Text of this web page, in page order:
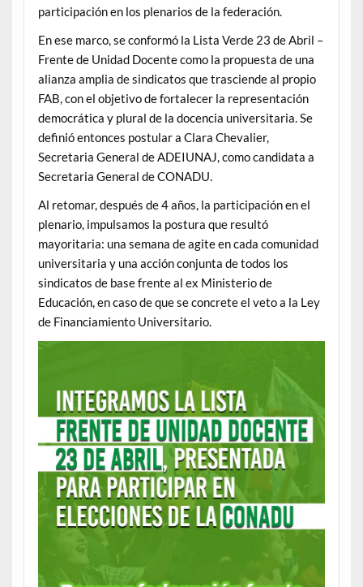
participación en los plenarios de la federación.
En ese marco, se conformó la Lista Verde 23 de Abril –
Frente de Unidad Docente como la propuesta de una
alianza amplia de sindicatos que trasciende al propio
FAB, con el objetivo de fortalecer la representación
democrática y plural de la docencia universitaria. Se
definió entonces postular a Clara Chevalier,
Secretaria General de ADEIUNAJ, como candidata a
Secretaria General de CONADU.
Al retomar, después de 4 años, la participación en el
plenario, impulsamos la postura que resultó
mayoritaria: una semana de agite en cada comunidad
universitaria y una acción conjunta de todos los
sindicatos de base frente al ex Ministerio de
Educación, en caso de que se concrete el veto a la Ley
de Financiamiento Universitario.